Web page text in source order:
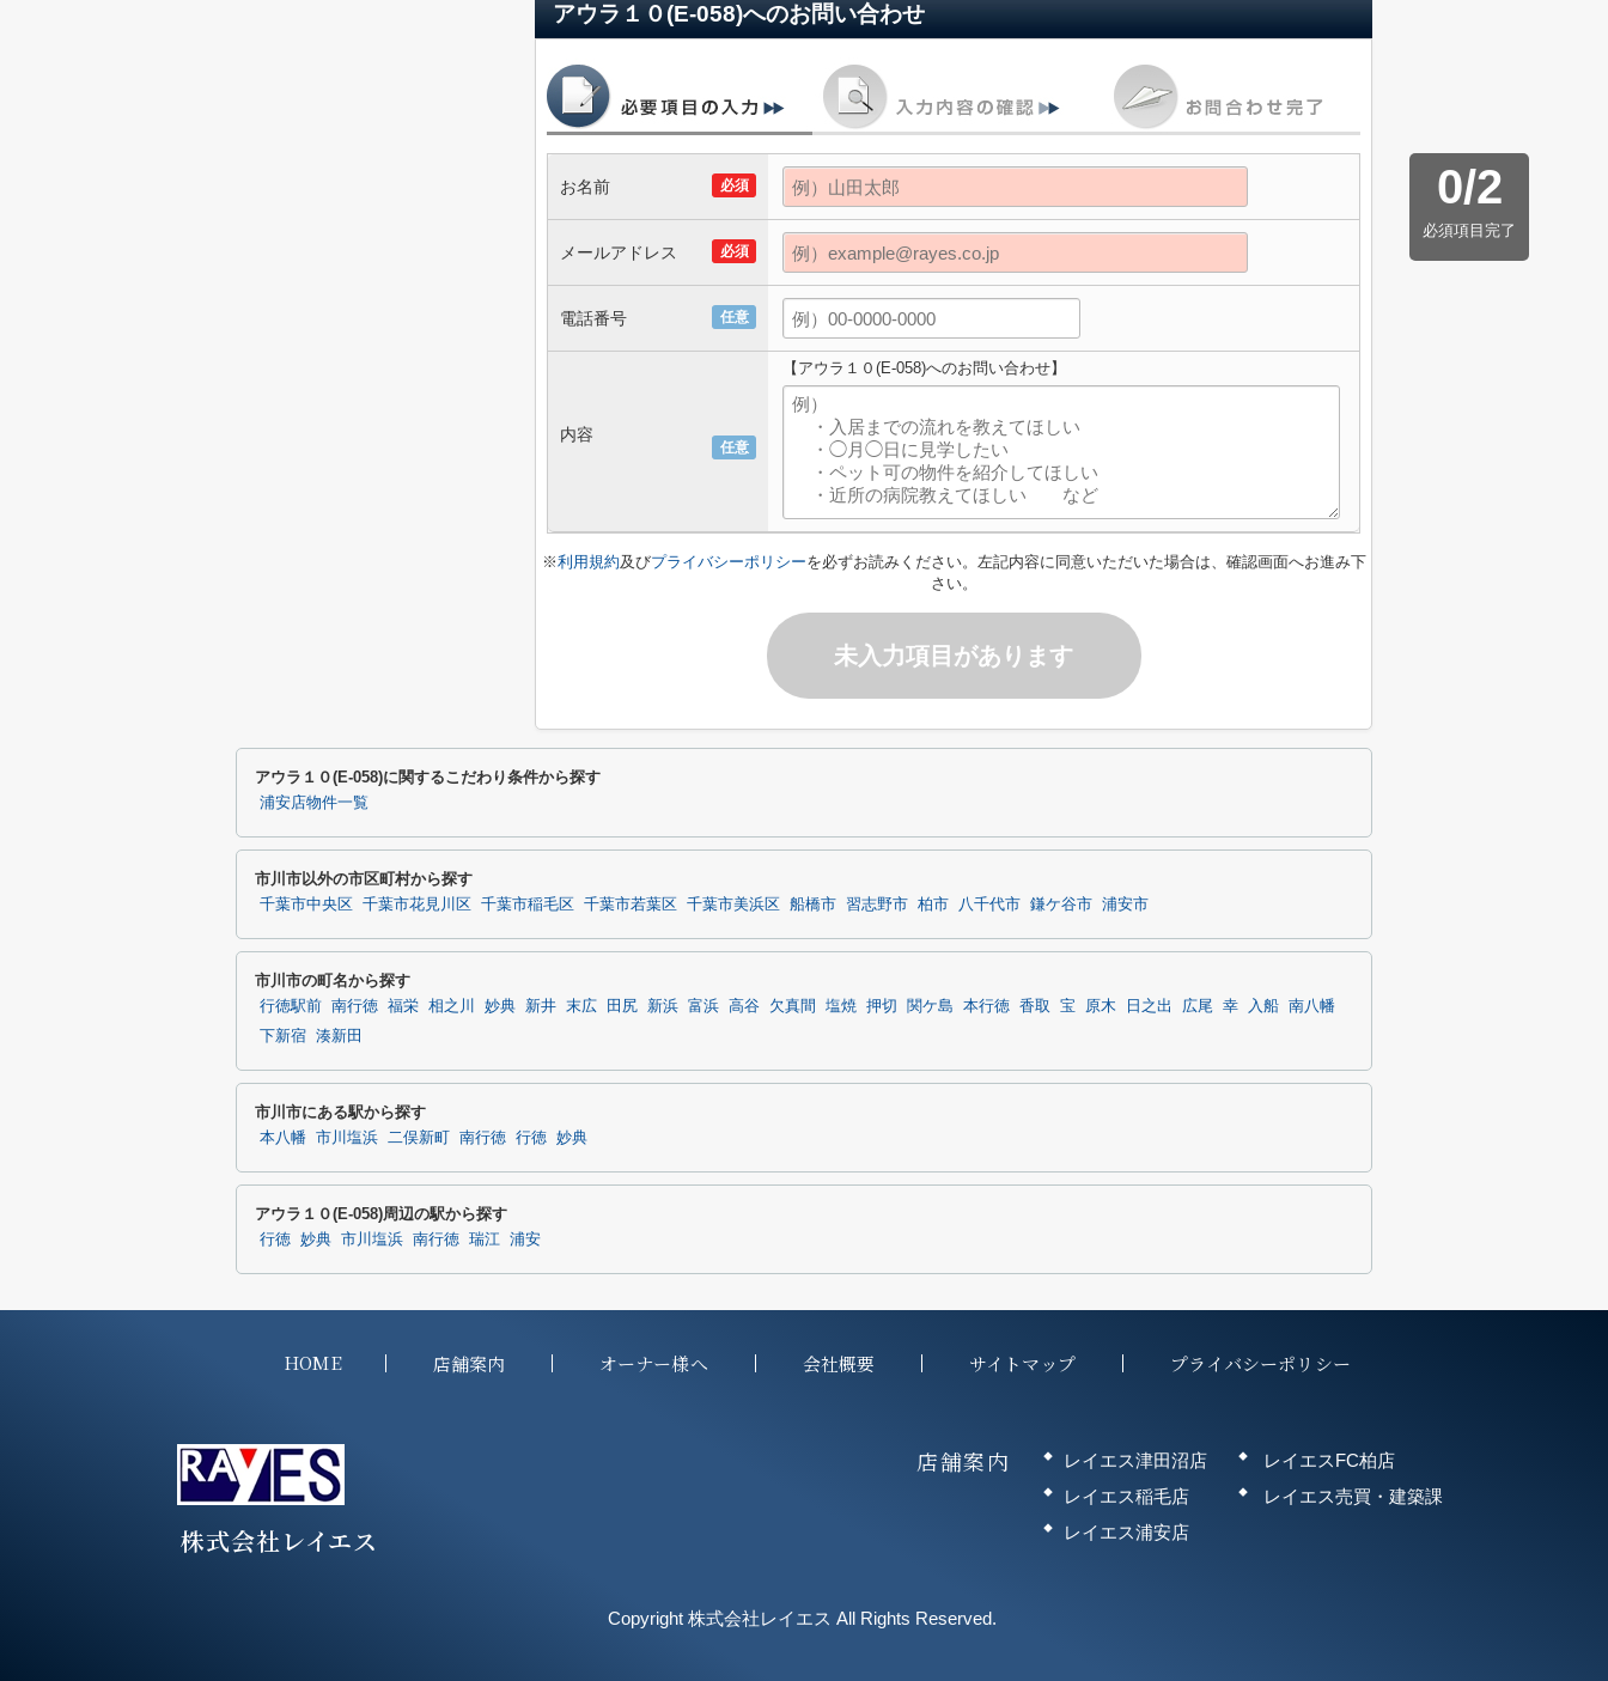
アウラ１０(E-058)へのお問い合わせ
0/2
必須項目完了
必須
お名前
必須
メールアドレス
任意
電話番号
任意
内容
【アウラ１０(E-058)へのお問い合わせ】
※利用規約及びプライバシーポリシーを必ずお読みください。左記内容に同意いただいた場合は、確認画面へお進み下
さい。
未入力項目があります
アウラ１０(E-058)に関するこだわり条件から探す
浦安店物件一覧
市川市以外の市区町村から探す
千葉市中央区 千葉市花見川区 千葉市稲毛区 千葉市若葉区 千葉市美浜区 船橋市 習志野市 柏市 八千代市 鎌ケ谷市 浦安市
市川市の町名から探す
行徳駅前 南行徳 福栄 相之川 妙典 新井 末広 田尻 新浜 富浜 高谷 欠真間 塩焼 押切 関ケ島 本行徳 香取 宝 原木 日之出 広尾 幸 入船 南八幡
下新宿 湊新田
市川市にある駅から探す
本八幡 市川塩浜 二俣新町 南行徳 行徳 妙典
アウラ１０(E-058)周辺の駅から探す
行徳 妙典 市川塩浜 南行徳 瑞江 浦安
HOME 店舗案内 オーナー様へ 会社概要 サイトマップ プライバシーポリシー
株式会社レイエス
店舗案内
レイエス津田沼店
レイエス稲毛店
レイエス浦安店
レイエスFC柏店
レイエス売買・建築課
Copyright 株式会社レイエス All Rights Reserved.